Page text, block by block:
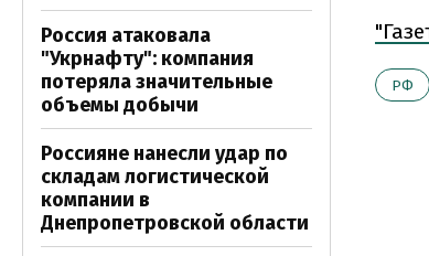
РФ
Россия атаковала
"Укрнафту": компания
потеряла значительные
объемы добычи
Россияне нанесли удар по
складам логистической
компании в
Днепропетровской области